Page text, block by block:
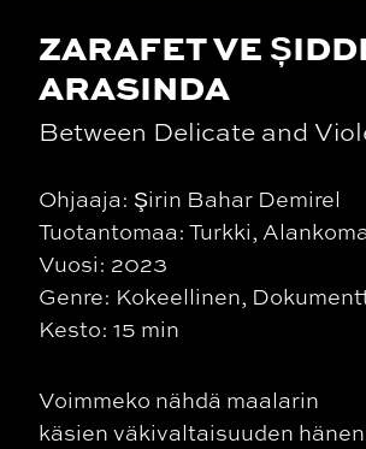
ZARAFET VE
ARASINDA
Between Delicate and
Ohjaaja: Şirin Bahar Demirel
Tuotantomaa: Turkki,
Vuosi: 2023
Genre: Kokeellinen,
Kesto: 15 min
Voimmeko nähdä maalarin
käsien väkivaltaisuuden hänen